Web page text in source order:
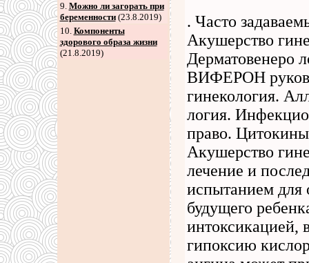
9. Можно ли загорать при
беременности(23.8.2019)
10. Компоненты
здорового образа жизни
(21.8.2019)
. Часто
Акушерство
Дерматовенеро
ВИФЕРОН
гинекология.
логия.
право.
Акушерство
лечение и
испытанием
будущего
интоксикацией,
гипоксию